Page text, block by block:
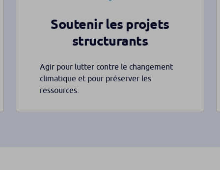
Soutenir les projets
structurants
Agir pour lutter contre le changement
climatique et pour préserver les
ressources.